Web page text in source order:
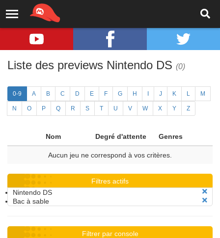
Liste des previews Nintendo DS (0)
0-9 A B C D E F G H J K L M
N O P Q R S T U V W X Y Z
Nom Degré d'attente Genres
Aucun jeu ne correspond à vos critères.
Filtres actifs
Nintendo DS
Bac à sable
Filtrer par console